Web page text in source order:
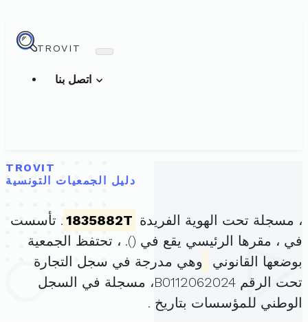
TROVIT
TROVIT
دليل الجمعيات التونسية
، مسجلة تحت الهوية الفريدة 1835882T . تأسست
في ، مقرها الرئيسي يقع في (). ، تحتفظ الجمعية
بوضعها القانوني
وهي مدرجة في سجل التجارة
تحت الرقم B0112062024، مسجلة في السجل
الوطني للمؤسسات بتاريخ .